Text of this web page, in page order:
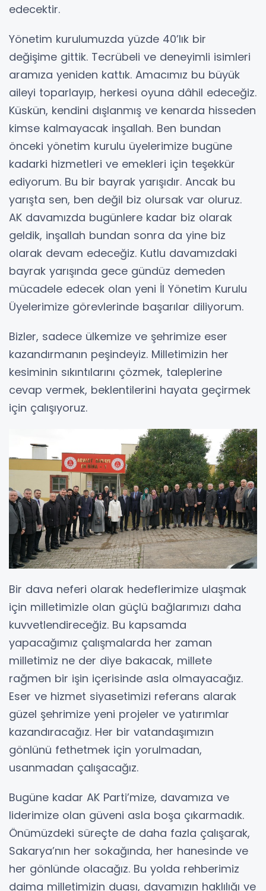
edecektir.
Yönetim kurulumuzda yüzde 40’lık bir
değişime gittik. Tecrübeli ve deneyimli isimleri
aramıza yeniden kattık. Amacımız bu büyük
aileyi toparlayıp, herkesi oyuna dâhil edeceğiz.
Küskün, kendini dışlanmış ve kenarda hisseden
kimse kalmayacak inşallah. Ben bundan
önceki yönetim kurulu üyelerimize bugüne
kadarki hizmetleri ve emekleri için teşekkür
ediyorum. Bu bir bayrak yarışıdır. Ancak bu
yarışta sen, ben değil biz olursak var oluruz.
AK davamızda bugünlere kadar biz olarak
geldik, inşallah bundan sonra da yine biz
olarak devam edeceğiz. Kutlu davamızdaki
bayrak yarışında gece gündüz demeden
mücadele edecek olan yeni İl Yönetim Kurulu
Üyelerimize görevlerinde başarılar diliyorum.
Bizler, sadece ülkemize ve şehrimize eser
kazandırmanın peşindeyiz. Milletimizin her
kesiminin sıkıntılarını çözmek, taleplerine
cevap vermek, beklentilerini hayata geçirmek
için çalışıyoruz.
Bir dava neferi olarak hedeflerimize ulaşmak
için milletimizle olan güçlü bağlarımızı daha
kuvvetlendireceğiz. Bu kapsamda
yapacağımız çalışmalarda her zaman
milletimiz ne der diye bakacak, millete
rağmen bir işin içerisinde asla olmayacağız.
Eser ve hizmet siyasetimizi referans alarak
güzel şehrimize yeni projeler ve yatırımlar
kazandıracağız. Her bir vatandaşımızın
gönlünü fethetmek için yorulmadan,
usanmadan çalışacağız.
Bugüne kadar AK Parti’mize, davamıza ve
liderimize olan güveni asla boşa çıkarmadık.
Önümüzdeki süreçte de daha fazla çalışarak,
Sakarya’nın her sokağında, her hanesinde ve
her gönlünde olacağız. Bu yolda rehberimiz
daima milletimizin duası, davamızın haklılığı ve